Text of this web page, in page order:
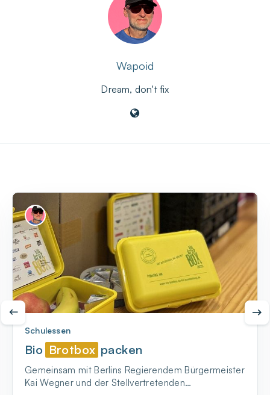
Wapoid
Dream, don't fix
Schulessen
Bio Brotbox packen
Gemeinsam mit Berlins Regierendem Bürgermeister
Kai Wegner und der Stellvertretenden